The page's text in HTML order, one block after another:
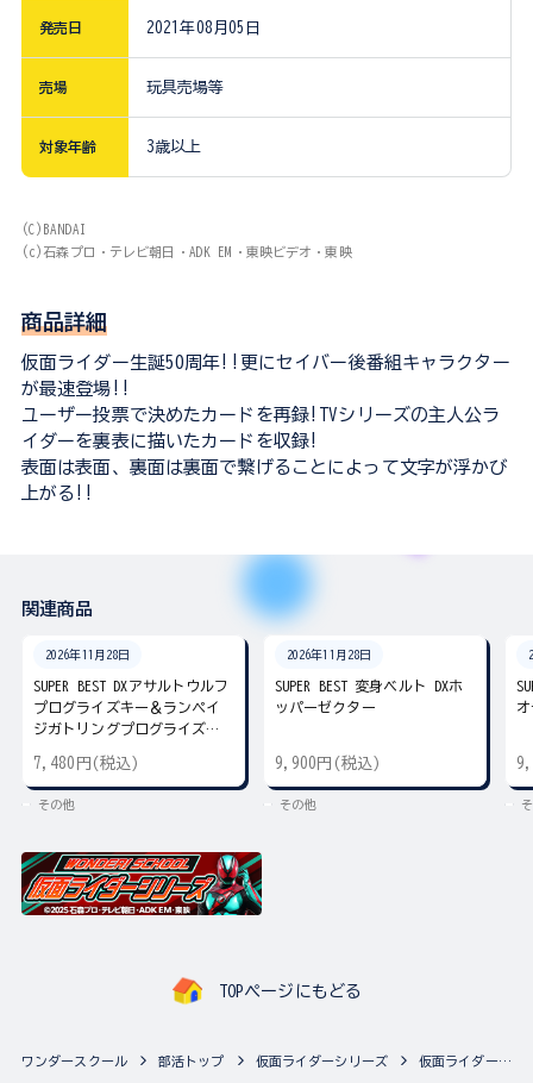
発売日 2021年08月05日
売場 玩具売場等
対象年齢 3歳以上
(C)BANDAI
(c)石森プロ・テレビ朝日・ADK EM・東映ビデオ・東映
商品詳細
仮面ライダー生誕50周年!!更にセイバー後番組キャラクター
が最速登場!!
ユーザー投票で決めたカードを再録!TVシリーズの主人公ラ
イダーを裏表に描いたカードを収録!
表面は表面、裏面は裏面で繋げることによって文字が浮かび
上がる!!
関連商品
2026年11月28日
SUPER BEST DXアサルトウルフ
プログライズキー＆ランペイ
ジガトリングプログライズキ
7,480円(税込)
その他
2026年11月28日
SUPER BEST 変身ベルト DXホ
ッパーゼクター
9,900円(税込)
その他
TOPページにもどる
ワンダースクール 部活トップ 仮面ライダーシリーズ 仮面ライダーシリーズの最新商品一覧